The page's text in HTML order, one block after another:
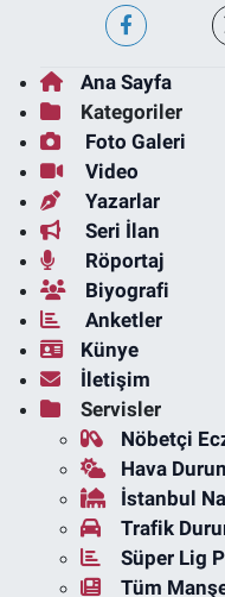
Ana Sayfa
Kategoriler
Foto Galeri
Video
Yazarlar
Seri İlan
Röportaj
Biyografi
Anketler
Künye
İletişim
Servisler
Nöbetçi
Hava
İstanbul
Trafik
Süper Lig
Tüm